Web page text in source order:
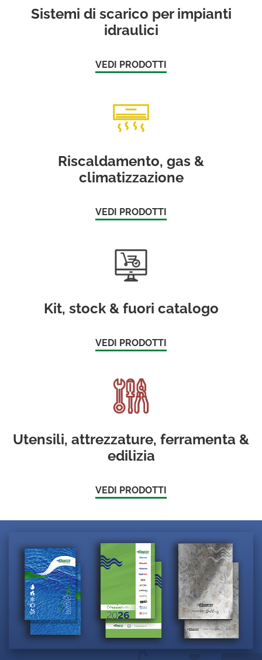
Sistemi di scarico per impianti
idraulici
VEDI PRODOTTI
Riscaldamento, gas &
climatizzazione
VEDI PRODOTTI
Kit, stock & fuori catalogo
VEDI PRODOTTI
Utensili, attrezzature, ferramenta &
edilizia
VEDI PRODOTTI